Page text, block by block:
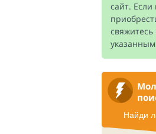
сайт.
Найди